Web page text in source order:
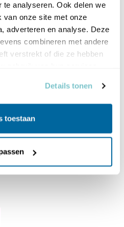
analyseren. Ook delen we
van onze site met onze
adverteren en analyse. Deze
combineren met andere
verstrekt of die ze hebben
Details tonen
toestaan
Vind ik leuk
de